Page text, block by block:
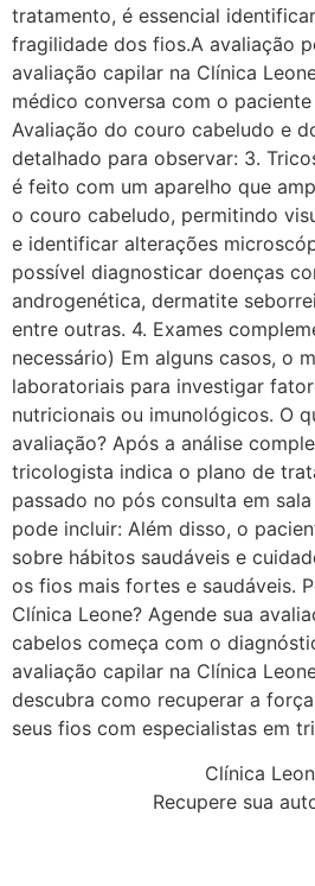
tratamento, é essencial
fragilidade dos fios.A avaliação
avaliação capilar na Clínica
médico conversa com o
Avaliação do couro cabeludo e
detalhado para observar: 3.
é feito com um aparelho que
o couro cabeludo, permitindo
e identificar alterações
possível diagnosticar doenças
androgenética, dermatite
entre outras. 4. Exames
necessário) Em alguns casos, o
laboratoriais para investigar
nutricionais ou imunológicos. O
avaliação? Após a análise
tricologista indica o plano de
passado no pós consulta em
pode incluir: Além disso, o
sobre hábitos saudáveis e
os fios mais fortes e saudáveis.
Clínica Leone? Agende sua
cabelos começa com o
avaliação capilar na Clínica
descubra como recuperar a
seus fios com especialistas em
Clínica
Recupere sua